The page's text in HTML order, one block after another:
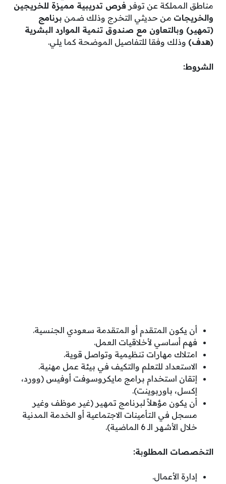
مناطق المملكة عن توفر فرص تدريبية مميزة للخريجين
والخريجات من حديثي التخرج وذلك ضمن برنامج
(تمهير) وبالتعاون مع صندوق تنمية الموارد البشرية
(هدف) وذلك وفقا للتفاصيل الموضحة كما يلي.
الشروط:
أن يكون المتقدم أو المتقدمة سعودي الجنسية.
فهم أساسي لأخلاقيات العمل.
امتلاك مهارات تنظيمية وتواصل قوية.
الاستعداد للتعلم والتكيف في بيئة عمل مهنية.
إتقان استخدام برامج مايكروسوفت أوفيس (وورد،
إكسل، باوربوينت).
أن يكون مؤهلاً لبرنامج تمهير (غير موظف وغير
مسجل في التأمينات الاجتماعية أو الخدمة المدنية
خلال الأشهر الـ 6 الماضية).
التخصصات المطلوبة:
إدارة الأعمال.